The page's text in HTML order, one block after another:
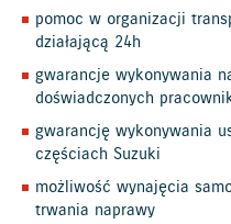
pomoc w organizacji
działającą 24h
gwarancje wykonywania
doświadczonych
gwarancję wykonywania
częściach Suzuki
możliwość wynajęcia
trwania naprawy